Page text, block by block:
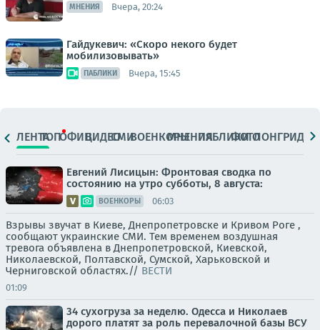
МНЕНИЯ Вчера, 20:24
Гайдукевич: «Скоро некого будет
мобилизовывать»
ПАБЛИКИ Вчера, 15:45
ЛЕНТАТОПОФИЦ.ВИДЕОСМИВОЕНКОРЫМНЕНИЯПАБЛИКИ
ФОТОЛОНГРИДЫ
Евгений Лисицын: Фронтовая сводка по
состоянию на утро субботы, 8 августа:
ВОЕНКОРЫ 06:03
Взрывы звучат в Киеве, Днепропетровске и Кривом Роге ,
сообщают украинские СМИ. Тем временем воздушная
тревога объявлена в Днепропетровской, Киевской,
Николаевской, Полтавской, Сумской, Харьковской и
Черниговской областях.// ВЕСТИ
01:09
34 сухогруза за неделю. Одесса и Николаев
дорого платят за роль перевалочной базы ВСУ